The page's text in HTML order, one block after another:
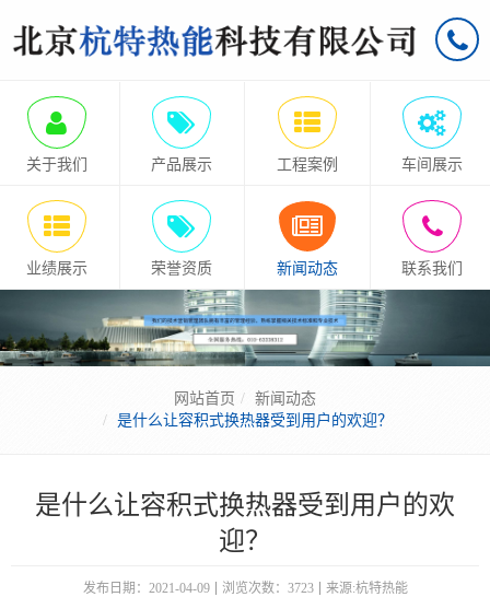
关于我们 产品展示 工程案例 车间展示
业绩展示 荣誉资质 新闻动态 联系我们
网站首页
新闻动态
是什么让容积式换热器受到用户的欢迎？
是什么让容积式换热器受到用户的欢
迎？
发布日期：2021-04-09 浏览次数：3723 来源:杭特热能